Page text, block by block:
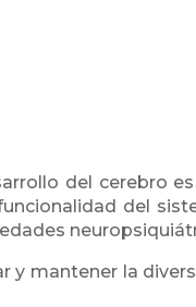
del cerebro
del
y mantener la